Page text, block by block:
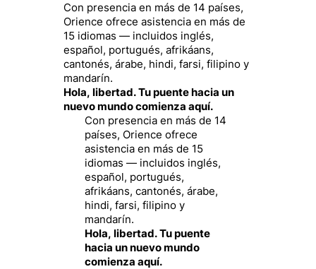
Con presencia en más de 14 países,
Orience ofrece asistencia en más de
15 idiomas — incluidos inglés,
español, portugués, afrikáans,
cantonés, árabe, hindi, farsi, filipino y
mandarín.
Hola, libertad. Tu puente hacia un
nuevo mundo comienza aquí.
Con presencia en más de 14
países, Orience ofrece
asistencia en más de 15
idiomas — incluidos inglés,
español, portugués,
afrikáans, cantonés, árabe,
hindi, farsi, filipino y
mandarín.
Hola, libertad. Tu puente
hacia un nuevo mundo
comienza aquí.